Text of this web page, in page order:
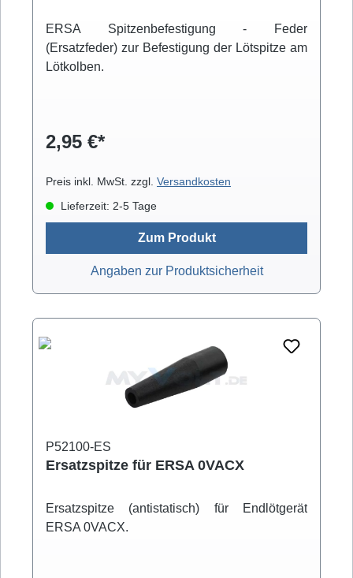
ERSA Spitzenbefestigung - Feder
(Ersatzfeder) zur Befestigung der Lötspitze am
Lötkolben.
2,95 €*
Preis inkl. MwSt. zzgl. Versandkosten
Lieferzeit: 2-5 Tage
Zum Produkt
Angaben zur Produktsicherheit
P52100-ES
Ersatzspitze für ERSA 0VACX
Ersatzspitze (antistatisch) für Endlötgerät
ERSA 0VACX.